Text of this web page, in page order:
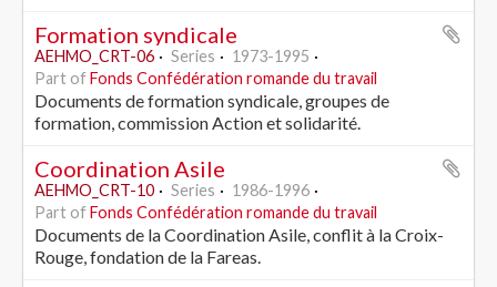
Formation syndicale
AEHMO_CRT-06 Series
1973-1995
Part ofFonds Confédération romande du travail
Documents de formation syndicale, groupes de
formation, commission Action et solidarité.
Coordination Asile
AEHMO_CRT-10 Series
1986-1996
Part ofFonds Confédération romande du travail
Documents de la Coordination Asile, conflit à la Croix-
Rouge, fondation de la Fareas.